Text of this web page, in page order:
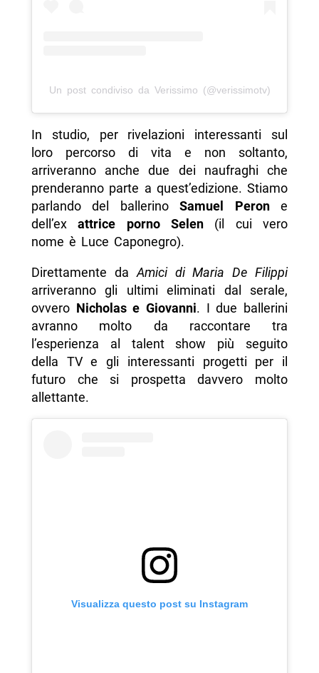
Un post condiviso da Verissimo (@verissimotv)
In studio, per rivelazioni interessanti sul
loro percorso di vita e non soltanto,
arriveranno anche due dei naufraghi che
prenderanno parte a quest’edizione. Stiamo
parlando del ballerinoSamuel Perone
dell’exattrice porno Selen (il cui vero
nome è Luce Caponegro).
Direttamente da Amici di Maria De Filippi
arriveranno gli ultimi eliminati dal serale,
ovveroNicholas e Giovanni. I due ballerini
avranno molto da raccontare tra
l’esperienza al talent show più seguito
della TV e gli interessanti progetti per il
futuro che si prospetta davvero molto
allettante.
Visualizza questo post su Instagram